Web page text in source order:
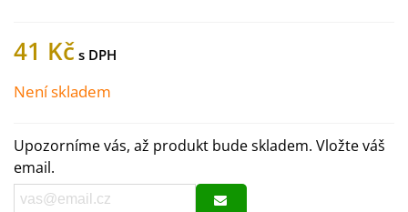
41 Kč
Není skladem
Upozorníme vás, až produkt bude skladem. Vložte váš
email.